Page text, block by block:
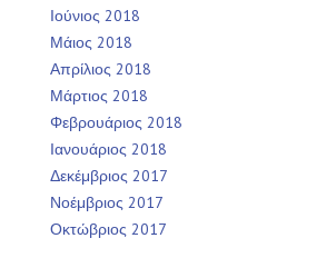
Ιούνιος 2018
Μάιος 2018
Απρίλιος 2018
Μάρτιος 2018
Φεβρουάριος 2018
Ιανουάριος 2018
Δεκέμβριος 2017
Νοέμβριος 2017
Οκτώβριος 2017